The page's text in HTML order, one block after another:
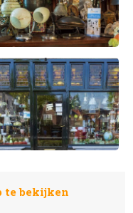
te bekijken